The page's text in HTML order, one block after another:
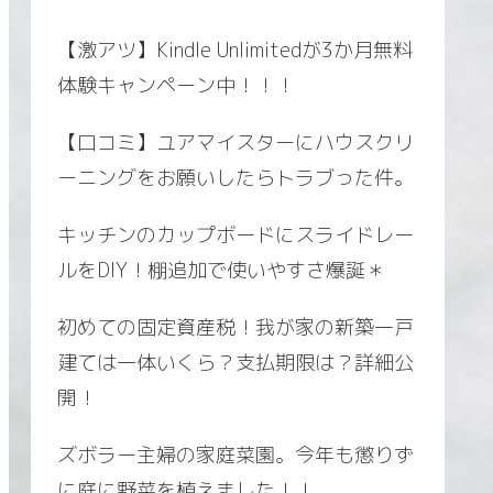
【激アツ】Kindle Unlimitedが3か月無料
体験キャンペーン中！！！
【口コミ】ユアマイスターにハウスクリ
ーニングをお願いしたらトラブった件。
キッチンのカップボードにスライドレー
ルをDIY！棚追加で使いやすさ爆誕＊
初めての固定資産税！我が家の新築一戸
建ては一体いくら？支払期限は？詳細公
開！
ズボラー主婦の家庭菜園。今年も懲りず